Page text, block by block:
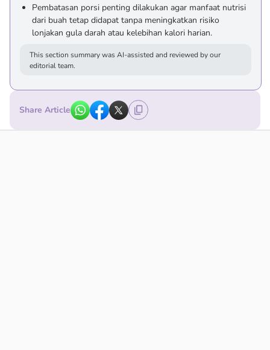
Pembatasan porsi penting dilakukan agar manfaat nutrisi
dari buah tetap didapat tanpa meningkatkan risiko
lonjakan gula darah atau kelebihan kalori harian.
This section summary was AI-assisted and reviewed by our
editorial team.
Share Article